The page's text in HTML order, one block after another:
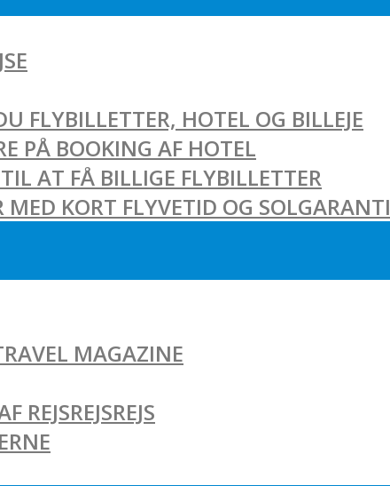
FLYBILLETTER, HOTEL OG BILLEJE
PÅ BOOKING AF HOTEL
AT FÅ BILLIGE FLYBILLETTER
MED KORT FLYVETID OG SOLGARANTI
MAGAZINE
REJSREJSREJS